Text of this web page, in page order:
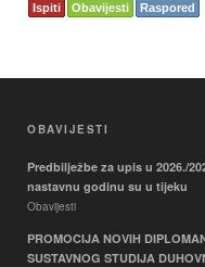
Ispiti Obavijesti Raspored
OBAVIJESTI
Predbilježbe za upis u 2026./
nastavnu godinu su u tijeku
Obavijesti
PROMOCIJA NOVIH
SUSTAVNOG STUDIJA